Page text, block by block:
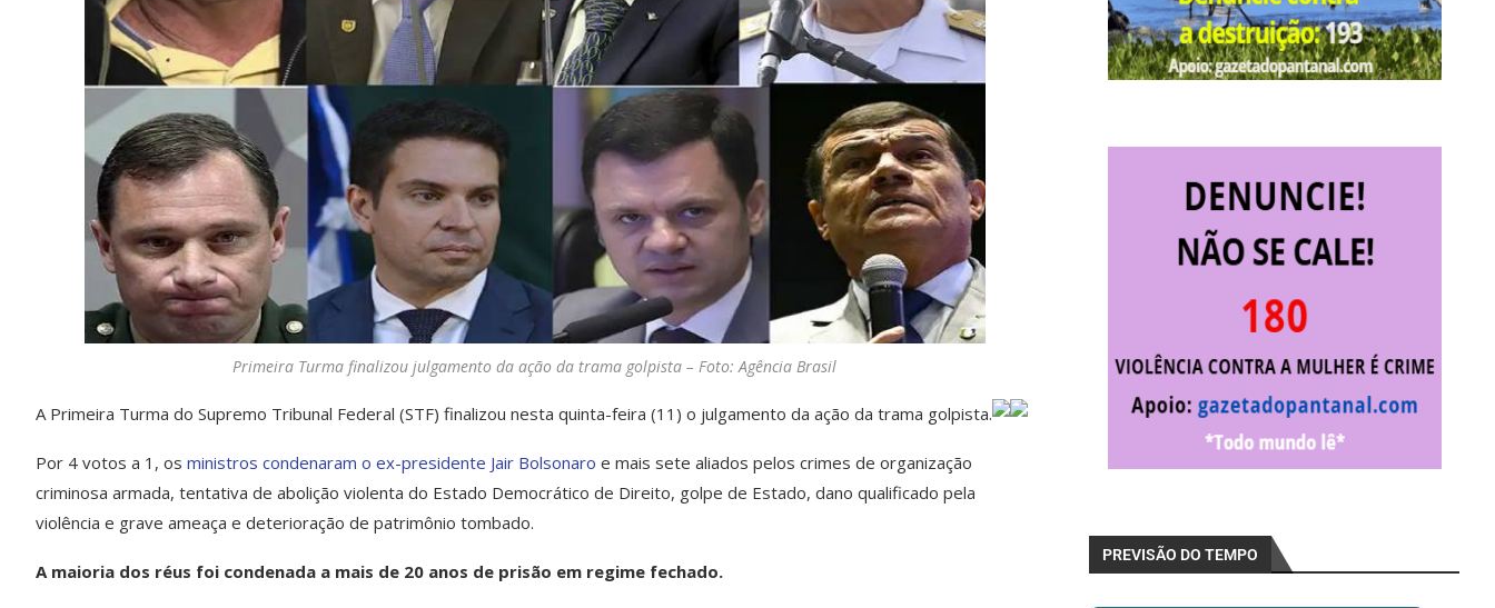
Primeira Turma finalizou julgamento da ação da trama golpista – Foto: Agência Brasil
A Primeira Turma do Supremo Tribunal Federal (STF) finalizou nesta quinta-feira (11) o julgamento da ação da trama golpista.
Por 4 votos a 1, os ministros condenaram o ex-presidente Jair Bolsonaro e mais sete aliados pelos crimes de organização
criminosa armada, tentativa de abolição violenta do Estado Democrático de Direito, golpe de Estado, dano qualificado pela
violência e grave ameaça e deterioração de patrimônio tombado.
A maioria dos réus foi condenada a mais de 20 anos de prisão em regime fechado.
PREVISÃO DO TEMPO